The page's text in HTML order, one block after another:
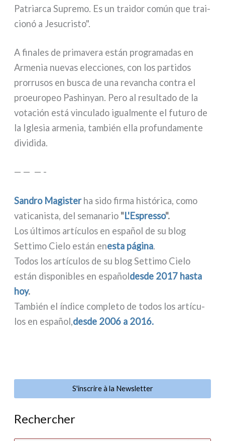
Patriarca Supremo. Es un trai­dor común que trai­
cio­nó a Jesucristo".
A fina­les de pri­ma­ve­ra están pro­gra­ma­das en
Armenia nue­vas elec­cio­nes, con los par­ti­dos
pror­ru­sos en busca de una revan­cha con­tra el
proeu­ro­peo Pashinyan. Pero al resul­ta­do de la
vota­ción está vin­cu­la­do igual­men­te el futu­ro de
la Iglesia arme­nia, tam­bién ella pro­fun­da­men­te
divi­di­da.
— — — -
Sandro Magisterha sido fir­ma histó­ri­ca, como
vati­ca­ni­sta, del sema­na­rio "L'Espresso".
Los últi­mos artí­cu­los en español de su blog
Settimo Cielo están enesta pági­na.
Todos los artí­cu­los de su blog Settimo Cielo
están dispo­ni­bles en españoldesde 2017 hasta
hoy.
También el índi­ce com­ple­to de todos los artí­cu­
los en español,desde 2006 a 2016.
S'inscrire à la Newsletter
Rechercher